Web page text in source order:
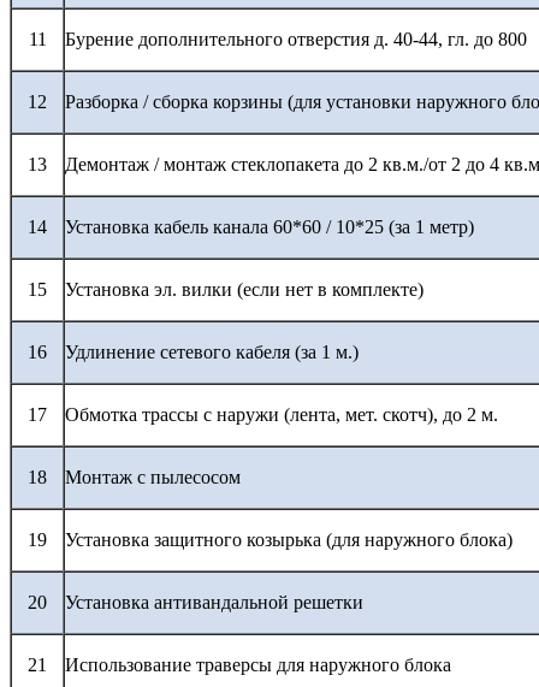
11 Бурение дополнительного отверстия д. 40-44, гл. до 800
12 Разборка / сборка корзины (для установки наружного
13 Демонтаж / монтаж стеклопакета до 2 кв.м./от 2 до 4
14 Установка кабель канала 60*60 / 10*25 (за 1 метр)
15 Установка эл. вилки (если нет в комплекте)
16 Удлинение сетевого кабеля (за 1 м.)
17 Обмотка трассы с наружи (лента, мет. скотч), до 2 м.
18 Монтаж с пылесосом
19 Установка защитного козырька (для наружного блока)
20 Установка антивандальной решетки
21 Использование траверсы для наружного блока